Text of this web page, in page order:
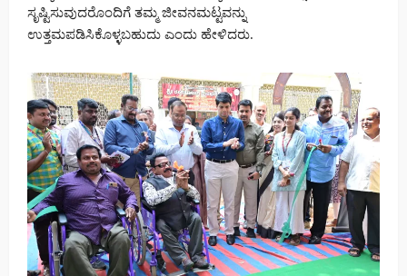
ಸೃಷ್ಟಿಸುವುದರೊಂದಿಗೆ ತಮ್ಮ ಜೀವನಮಟ್ಟವನ್ನು
ಉತ್ತಮಪಡಿಸಿಕೊಳ್ಳಬಹುದು ಎಂದು ಹೇಳಿದರು.